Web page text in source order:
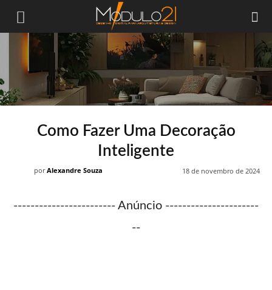
Módulo21
Como Fazer Uma Decoração
Inteligente
18 de novembro de 2024
por Alexandre Souza
------------------------ Anúncio ----------------------
--